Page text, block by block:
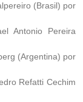
(Brasil) por
Antonio Pereira
(Argentina) por
Refatti Cechim